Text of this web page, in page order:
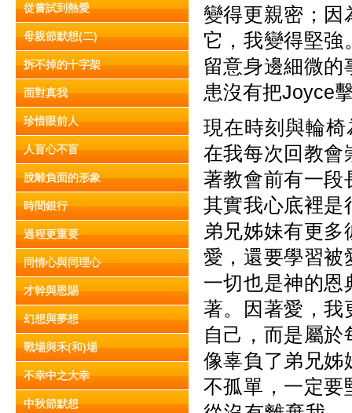
從嘗試到熱愛
母親節默想(二)
拆不掉的十字架
面對真我
珍惜眼前人
人盲心不盲
脫離負面的形象
時間銀行
過程更重要
同情心與同理心
才幹與恩賜
幻想與夢想
戰場與禾(和)場
不幸中之大幸
中秋節默想
變得更親密；因
它，我變得堅強
留意身邊細微
患沒有把Joyce
現在時刻與輪
在我每次回教會
著教會前有一段
其實我心底裡是
弟兄姊妹有更
愛，還要學習被
一切也是神的恩
著。因著愛，我
自己，而是屬
像辜負了弟兄姊
不孤單，一定要